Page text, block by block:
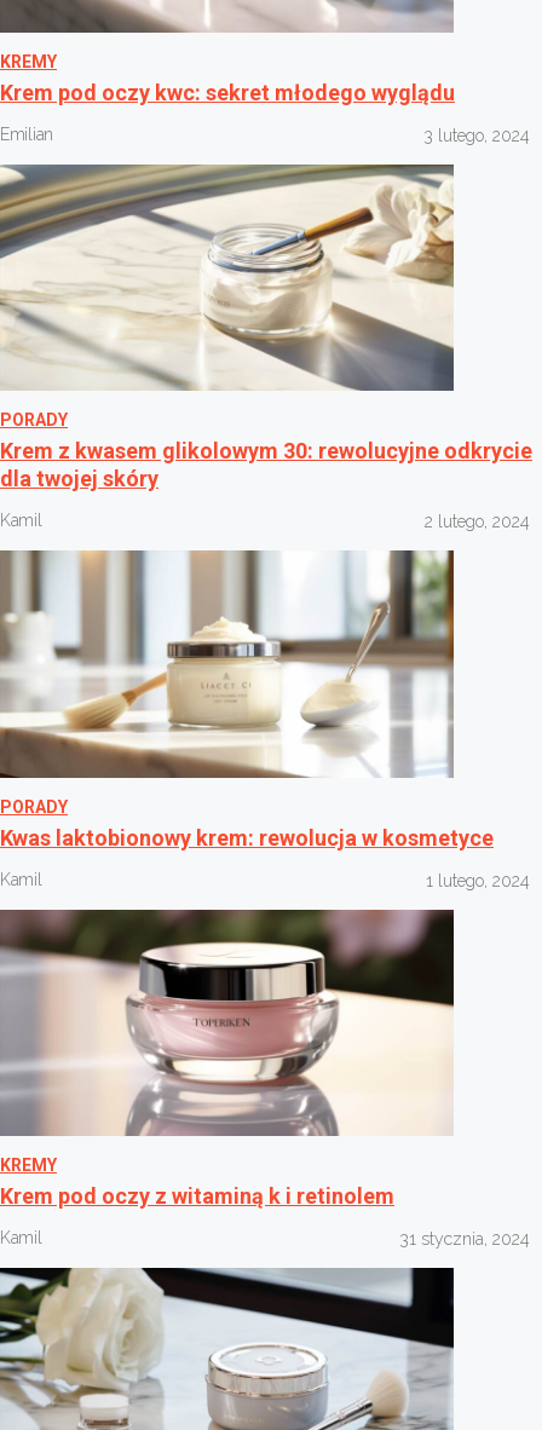
KREMY
Krem pod oczy kwc: sekret młodego wyglądu
Emilian 3 lutego, 2024
PORADY
Krem z kwasem glikolowym 30: rewolucyjne odkrycie
dla twojej skóry
Kamil 2 lutego, 2024
PORADY
Kwas laktobionowy krem: rewolucja w kosmetyce
Kamil 1 lutego, 2024
KREMY
Krem pod oczy z witaminą k i retinolem
Kamil 31 stycznia, 2024